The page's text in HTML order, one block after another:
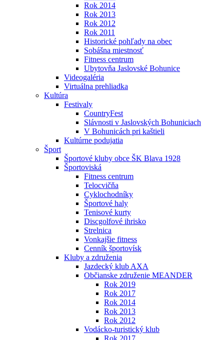
Rok 2014
Rok 2013
Rok 2012
Rok 2011
Historické pohľady na obec
Sobášna miestnosť
Fitness centrum
Ubytovňa Jaslovské Bohunice
Videogaléria
Virtuálna prehliadka
Kultúra
Festivaly
CountryFest
Slávnosti v Jaslovských Bohuniciach
V Bohunicách pri kaštieli
Kultúrne podujatia
Šport
Športové kluby obce ŠK Blava 1928
Športoviská
Fitness centrum
Telocvičňa
Cyklochodníky
Športové haly
Tenisové kurty
Discgolfové ihrisko
Strelnica
Vonkajšie fitness
Cenník športovísk
Kluby a združenia
Jazdecký klub AXA
Občianske združenie MEANDER
Rok 2019
Rok 2017
Rok 2014
Rok 2013
Rok 2012
Vodácko-turistický klub
Rok 2017